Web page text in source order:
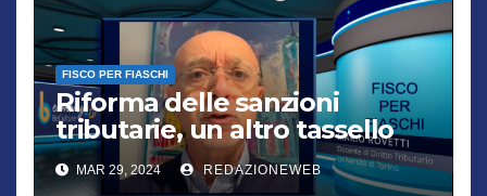
FISCO PER FIASCHI
Riforma delle sanzioni
tributarie, un altro tassello
verso la semplificazione
MAR 29, 2024 REDAZIONEWEB